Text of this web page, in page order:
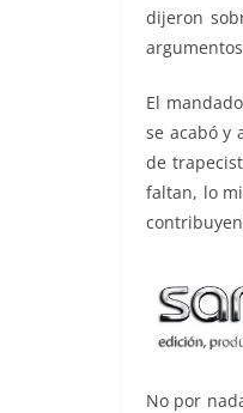
dijeron
El
se acabó y
de
faltan, lo
No por